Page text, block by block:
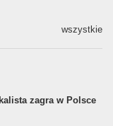
wszystkie
zagra w Polsce